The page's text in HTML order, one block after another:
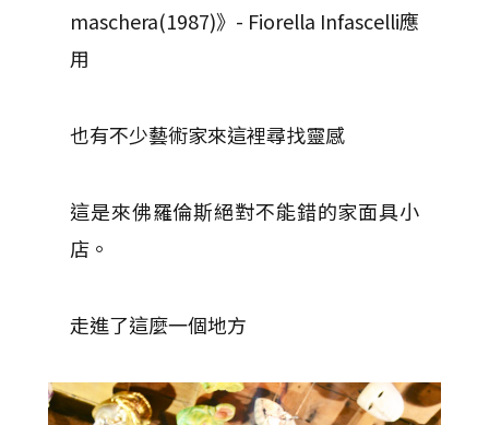
maschera(1987)》- Fiorella Infascelli應
用
也有不少藝術家來這裡尋找靈感
這是來佛羅倫斯絕對不能錯的家面具小
店。
走進了這麼一個地方